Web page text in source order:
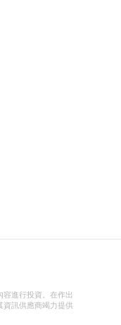
進行投資。在作出
資訊供應商竭力提供